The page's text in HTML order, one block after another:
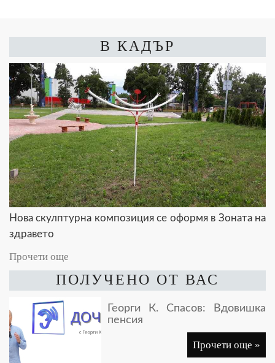
В КАДЪР
Нова скулптурна композиция се оформя в Зоната на
здравето
Прочети още
ПОЛУЧЕНО ОТ ВАС
Георги К. Спасов: Вдовишка
пенсия
Прочети още »